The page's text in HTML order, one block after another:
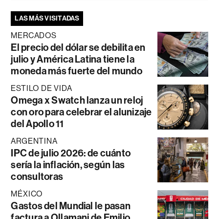
LAS MÁS VISITADAS
MERCADOS
El precio del dólar se debilita en
julio y América Latina tiene la
moneda más fuerte del mundo
ESTILO DE VIDA
Omega x Swatch lanza un reloj
con oro para celebrar el alunizaje
del Apollo 11
ARGENTINA
IPC de julio 2026: de cuánto
sería la inflación, según las
consultoras
MÉXICO
Gastos del Mundial le pasan